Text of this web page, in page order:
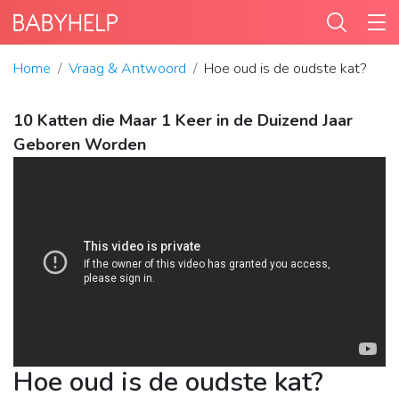
Home Vraag & Antwoord Hoe oud is de oudste kat?
10 Katten die Maar 1 Keer in de Duizend Jaar
Geboren Worden
Hoe oud is de oudste kat?